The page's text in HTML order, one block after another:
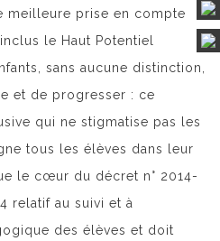
meilleure prise en compte
le Haut Potentiel
sans aucune distinction,
et de progresser : ce
qui ne stigmatise pas les
tous les élèves dans leur
le cœur du décret n° 2014-
relatif au suivi et à
des élèves et doit